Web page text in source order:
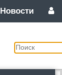
Новости